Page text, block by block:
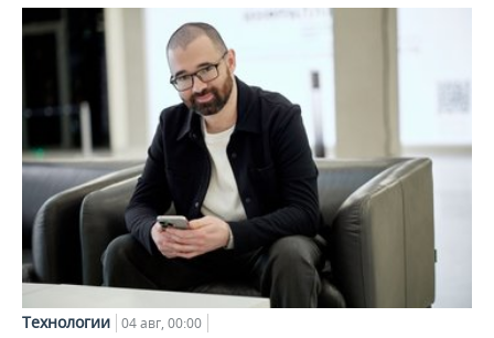
Технологии 04 авг, 00:00